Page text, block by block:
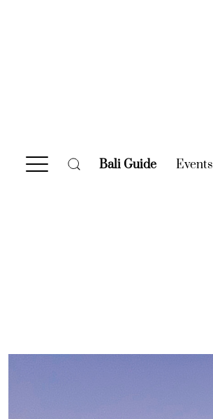
Bali Guide (current)
Events